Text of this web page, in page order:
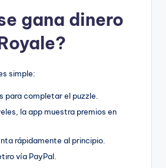
gana dinero
simple:
para completar el puzzle.
la app muestra premios en
rápidamente al principio.
vía PayPal.